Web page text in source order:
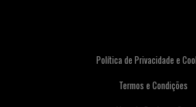
Política de Privacidade e
Termos e Condições